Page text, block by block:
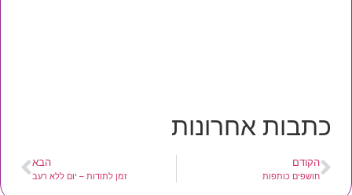
כתבות אחרונות
הקודם
חושפים כותפות
הבא
זמן לתודות – יום ללא רעב